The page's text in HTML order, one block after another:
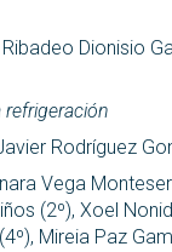
Dionisio
refrigeración
Rodríguez
Vega
(2º), Xoel
Mireia Paz